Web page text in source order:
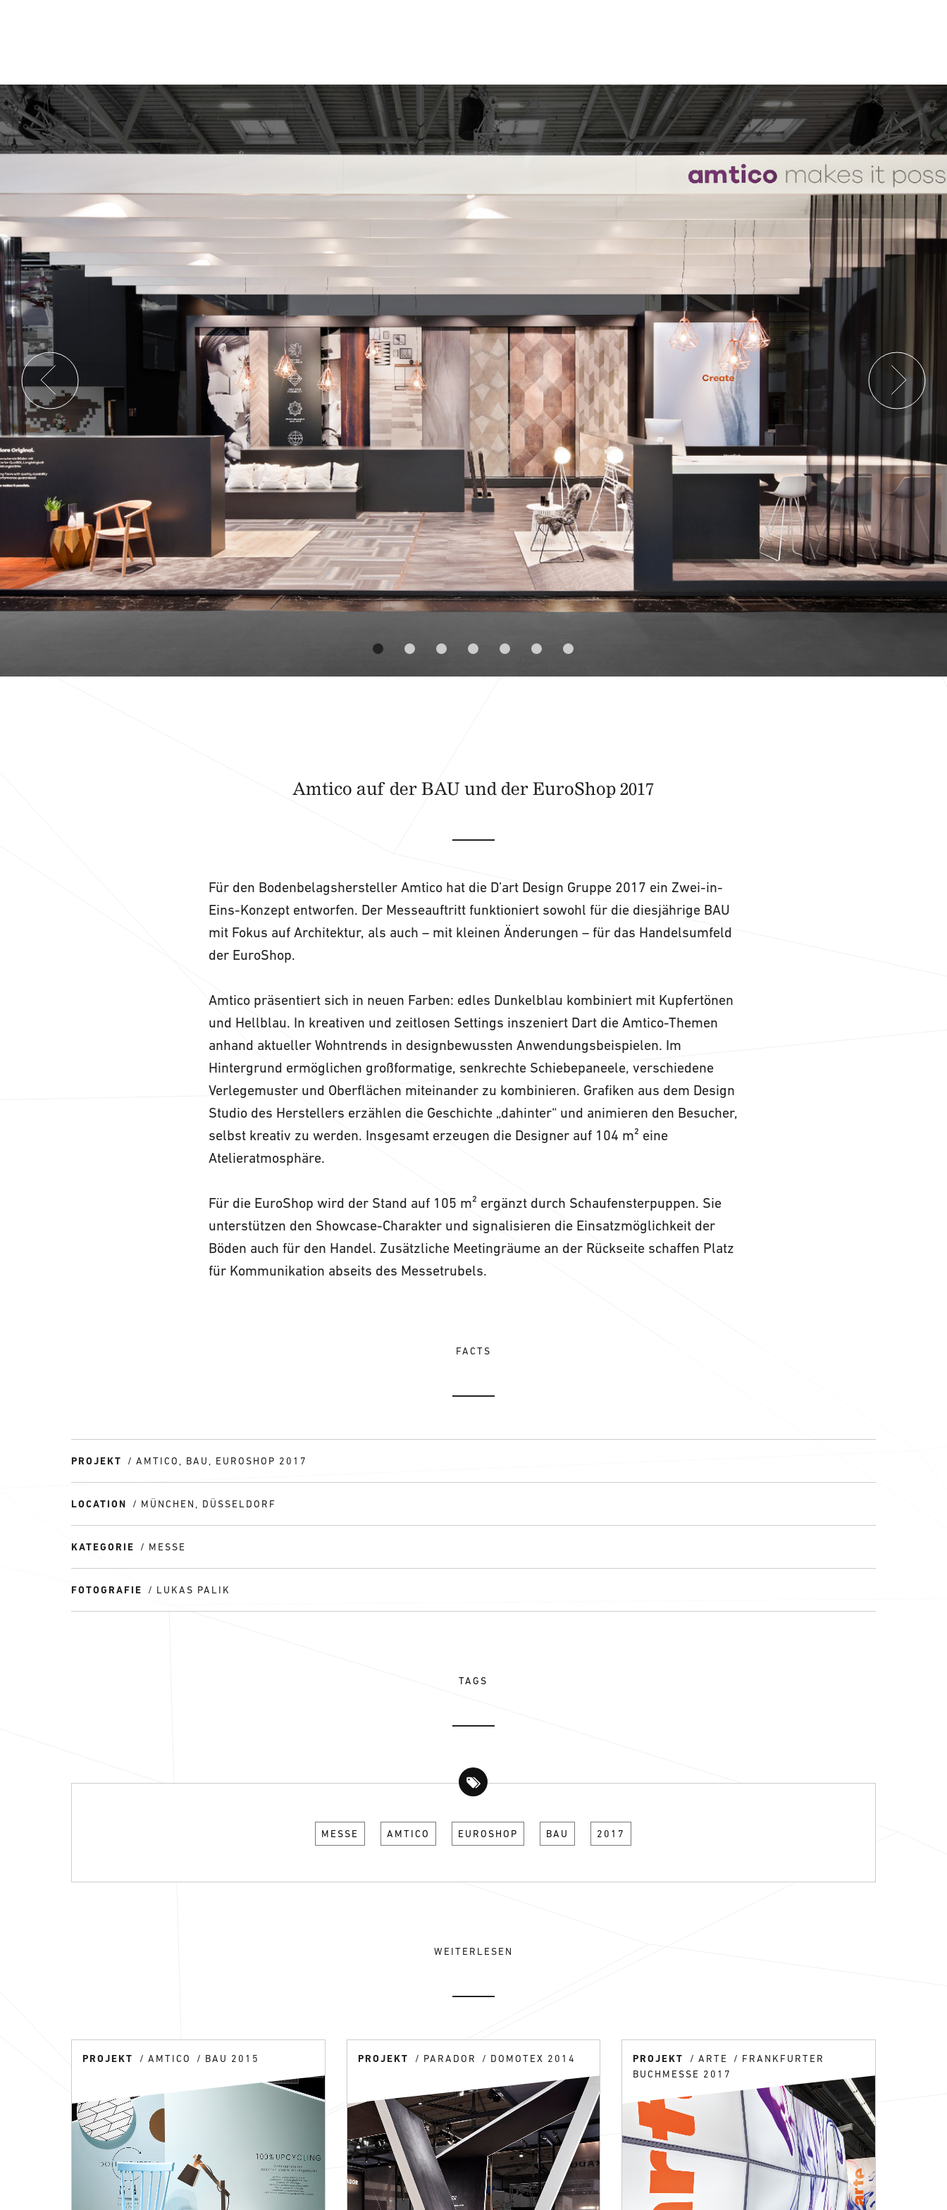
Amtico auf der BAU und der EuroShop 2017
Für den Bodenbelagshersteller Amtico hat die D’art Design Gruppe 2017 ein Zwei-in-
Eins-Konzept entworfen. Der Messeauftritt funktioniert sowohl für die diesjährige BAU
mit Fokus auf Architektur, als auch – mit kleinen Änderungen – für das Handelsumfeld
der EuroShop.
Amtico präsentiert sich in neuen Farben: edles Dunkelblau kombiniert mit Kupfertönen
und Hellblau. In kreativen und zeitlosen Settings inszeniert Dart die Amtico-Themen
anhand aktueller Wohntrends in designbewussten Anwendungsbeispielen. Im
Hintergrund ermöglichen großformatige, senkrechte Schiebepaneele, verschiedene
Verlegemuster und Oberflächen miteinander zu kombinieren. Grafiken aus dem Design
Studio des Herstellers erzählen die Geschichte „dahinter“ und animieren den Besucher,
selbst kreativ zu werden. Insgesamt erzeugen die Designer auf 104 m² eine
Atelieratmosphäre.
Für die EuroShop wird der Stand auf 105 m² ergänzt durch Schaufensterpuppen. Sie
unterstützen den Showcase-Charakter und signalisieren die Einsatzmöglichkeit der
Böden auch für den Handel. Zusätzliche Meetingräume an der Rückseite schaffen Platz
für Kommunikation abseits des Messetrubels.
FACTS
PROJEKT AMTICO, BAU, EUROSHOP 2017
LOCATION MÜNCHEN, DÜSSELDORF
KATEGORIE MESSE
FOTOGRAFIE LUKAS PALIK
TAGS
MESSE AMTICO EUROSHOP BAU 2017
WEITERLESEN
PROJEKT AMTICO BAU 2015 PROJEKT PARADOR DOMOTEX 2014 PROJEKT ARTE
FRANKFURTER
BUCHMESSE 2017